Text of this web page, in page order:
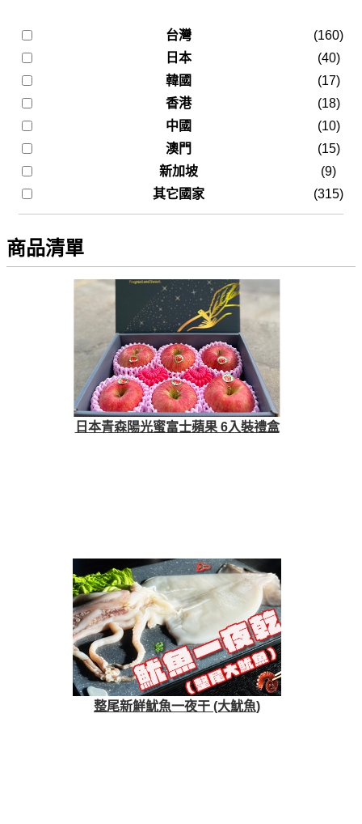
台灣
(160)
日本
(40)
韓國
(17)
香港
(18)
中國
(10)
澳門
(15)
新加坡
(9)
其它國家
(315)
商品清單
日本青森陽光蜜富士蘋果 6入裝禮盒
整尾新鮮魷魚一夜干 (大魷魚)